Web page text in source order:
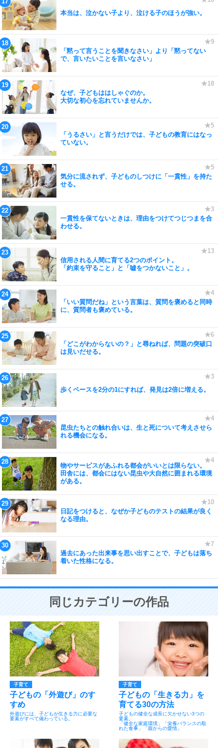
本当は、泣かない子より、泣ける子のほうが強い。
「黙って言うことを聞きなさい」より「黙ってない
で、言いたいことを言いなさい」
なぜ、子どもははしゃぐのか。
大切な初心を忘れていませんか。
「うるさい」と言うだけでは、子どもの教育にはなっ
ていない。
気分に流されず、子どものしつけに「一貫性」を持た
せる。
一貫性を保てないときは、理由をつけてつじつまを合
わせる。
信用される人間に育てる2つのポイント。
「約束を守ること」と「嘘をつかないこと」。
「いい質問だね」という言葉は、質問を褒めると同時
に、質問者も褒めている。
「どこがわからないの？」と尋ねれば、問題の突破口
は見いだせる。
歩くペースを2分の1にすれば、発見は2倍に増える。
昆虫たちとの触れ合いは、生と死について考えさせら
れる機会になる。
物やサービスがあふれる都会がいいとは限らない。
田舎には、都会にはない昆虫や大自然に囲まれる環境
がある。
日記をつけると、なぜか子どものテストの結果が良く
なる理由。
過去にあった出来事を思い出すことで、子どもは落ち
着いた性格になる。
同じカテゴリーの作品
子育て
子どもの「外遊び」のす
すめ
外遊びには、子どもが生きる力に必要な
要素がすべて備わっている。
子育て
子どもの「生きる力」を
育てる30の方法
子どもの健全な成長に欠かせない3つの
要素。
「健全な家庭環境」「栄養バランスの取
れた食事」「親からの愛情」